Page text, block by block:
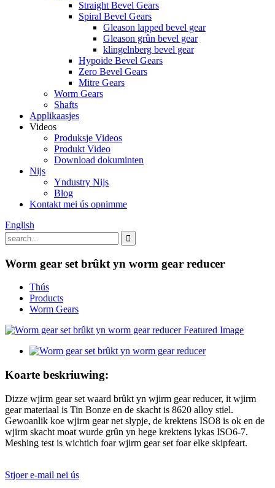
Straight Bevel Gears
Spiral Bevel Gears
Gleason lapped bevel gear
Gleason grûn bevel gear
klingelnberg bevel gear
Hypoide Bevel Gears
Zero Bevel Gears
Mitre Gears
Worm Gears
Shafts
Applikaasjes
Videos
Produksje Videos
Produkt Video
Download dokuminten
Nijs
Yndustry Nijs
Blog
Kontakt mei ús opnimme
English
Worm gear set brûkt yn worm gear reducer
Thús
Products
Worm Gears
Koarte beskriuwing:
Dizze wjirm gear set waard brûkt yn wjirm gear reducer, it wjirm
gear materiaal is Tin Bonze en de skacht is 8620 alloy stiel.
Gewoanlik koe wjirm gear net slypje, de krektens ISO8 is ok en de
wjirm skacht moat wurde grûn yn hege krektens lykas ISO6-7.
Meshing test is wichtich foar wjirm gear set foar elke skipfeart.
Stjoer e-mail nei ús